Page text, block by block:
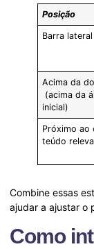
Posição
Barra lateral
Acima da
(acima da
inicial)
Próximo ao
teúdo
Combine essas
ajudar a ajustar o
Como